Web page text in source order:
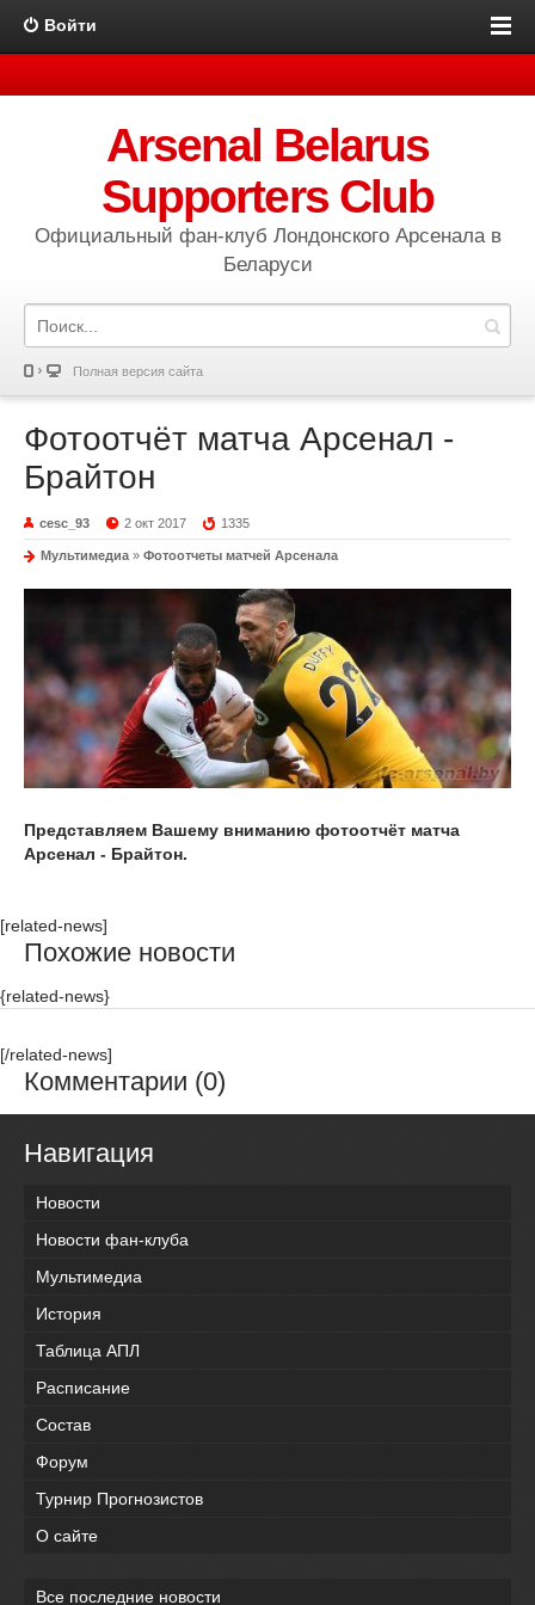
Войти
Arsenal Belarus
Supporters Club
Официальный фан-клуб Лондонского Арсенала в
Беларуси
Полная версия сайта
Фотоотчёт матча Арсенал -
Брайтон
cesc_93 2 окт 2017 1335
Мультимедиа » Фотоотчеты матчей Арсенала
Представляем Вашему вниманию фотоотчёт матча
Арсенал - Брайтон.
[related-news]
Похожие новости
{related-news}
[/related-news]
Комментарии (0)
Навигация
Новости
Новости фан-клуба
Мультимедиа
История
Таблица АПЛ
Расписание
Состав
Форум
Турнир Прогнозистов
О сайте
Все последние новости